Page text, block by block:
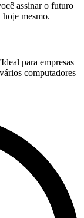
assinar o futuro
mesmo.
para empresas
computadores